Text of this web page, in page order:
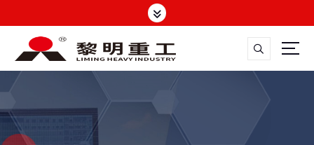
转
容 大修渣磨粉机，矿渣立磨